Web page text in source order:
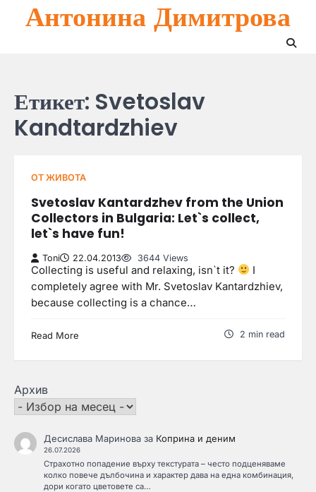
Антонина Димитрова
Етикет: Svetoslav
Kandtardzhiev
ОТ ЖИВОТА
Svetoslav Kantardzhev from the Union
Collectors in Bulgaria: Let`s collect,
let`s have fun!
Toni 22.04.2013 3644 Views
Collecting is useful and relaxing, isn`t it?
I
completely agree with Mr. Svetoslav Kantardzhiev,
because collecting is a chance…
Read More 2 min read
Архив
Десислава Мариноваза Коприна и деним
26.07.2026
Страхотно попадение върху текстурата – често подценяваме
колко повече дълбочина и характер дава на една комбинация,
дори когато цветовете са…